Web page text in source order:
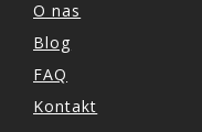
O nas
Blog
FAQ
Kontakt